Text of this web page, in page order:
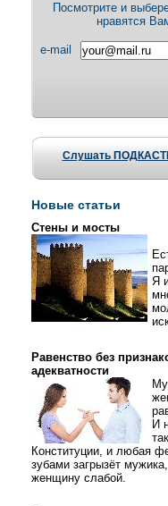
Посмотрите и
нравятся
e-mail
Слушать
Новые статьи
Стены и мосты
Я
Равенство без
адекватности
И
Конституции, и любая
зубами загрызёт
женщину слабой.